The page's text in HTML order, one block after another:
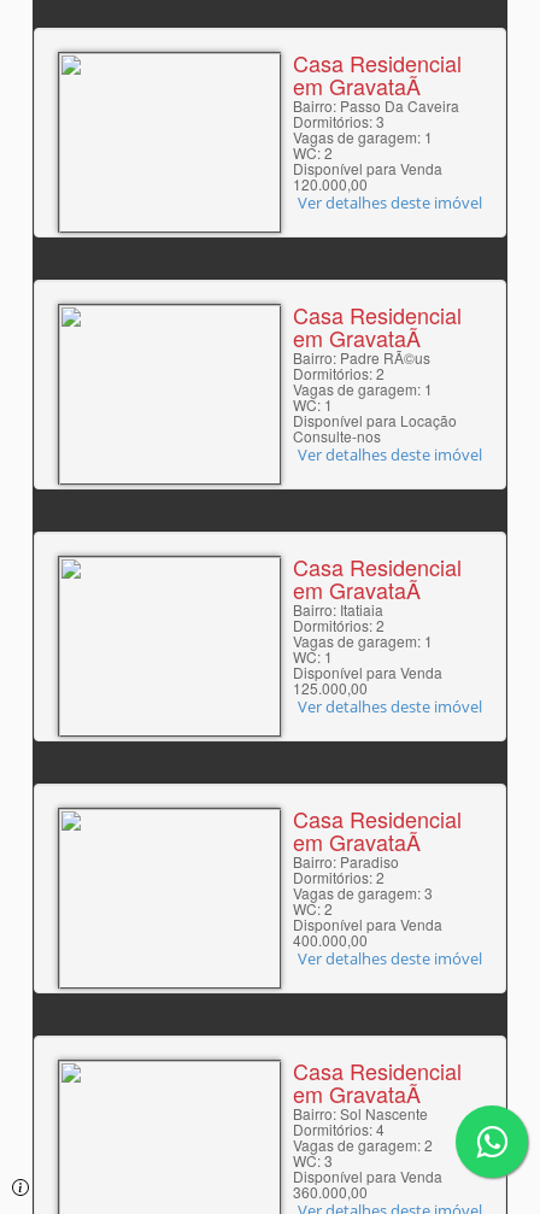
Casa Residencial
em GravataÃ­
Bairro: Passo Da Caveira
Dormitórios: 3
Vagas de garagem: 1
WC: 2
Disponível para Venda
120.000,00
Ver detalhes deste imóvel
Casa Residencial
em GravataÃ­
Bairro: Padre RÃ©us
Dormitórios: 2
Vagas de garagem: 1
WC: 1
Disponível para Locação
Consulte-nos
Ver detalhes deste imóvel
Casa Residencial
em GravataÃ­
Bairro: Itatiaia
Dormitórios: 2
Vagas de garagem: 1
WC: 1
Disponível para Venda
125.000,00
Ver detalhes deste imóvel
Casa Residencial
em GravataÃ­
Bairro: Paradiso
Dormitórios: 2
Vagas de garagem: 3
WC: 2
Disponível para Venda
400.000,00
Ver detalhes deste imóvel
Casa Residencial
em GravataÃ­
Bairro: Sol Nascente
Dormitórios: 4
Vagas de garagem: 2
WC: 3
Disponível para Venda
360.000,00